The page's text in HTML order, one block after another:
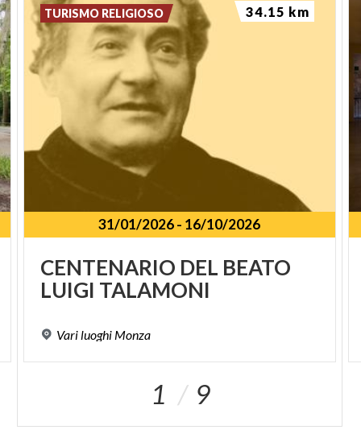
31/01/2026- 16/10/2026
CENTENARIO DEL BEATO
LUIGI TALAMONI
Vari luoghi Monza
TURISMO RELIGIOSO 34.15 km
1 9